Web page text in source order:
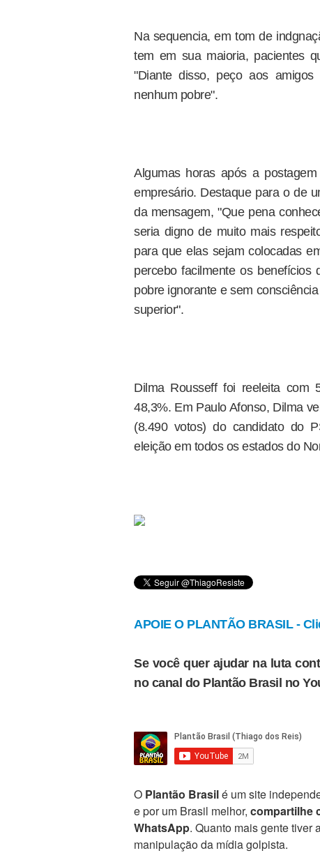
Na sequencia, em tom de
tem em sua maioria, pacientes
"Diante disso, peço aos
nenhum pobre".
Algumas horas após a
empresário. Destaque para o de
da mensagem, "Que pena
seria digno de muito mais
para que elas sejam colocadas
percebo facilmente os
pobre ignorante e sem
superior".
Dilma Rousseff foi reeleita com
48,3%. Em Paulo Afonso, Dilma
(8.490 votos) do candidato do
eleição em todos os estados do
APOIE O PLANTÃO BRASIL -
Se você quer ajudar na luta
no canal do Plantão Brasil no
O Plantão Brasilé um site
e por um Brasil melhor, compartilhe
WhatsApp. Quanto mais gente tiver
manipulação da mídia golpista.